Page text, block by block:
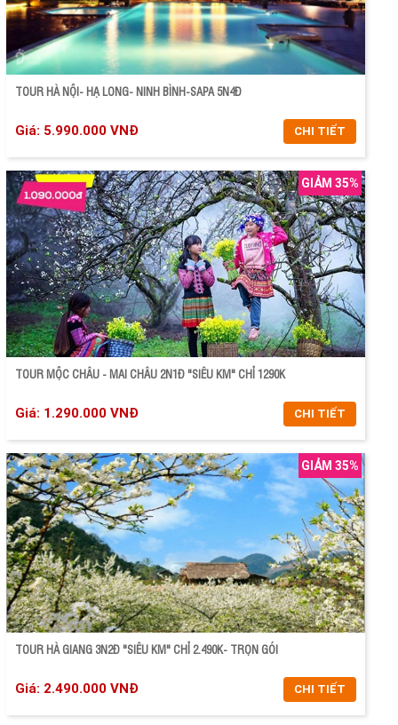
CHI TIẾT
ĐẶT TOUR
TOUR HÀ NỘI- HẠ LONG- NINH BÌNH-SAPA 5N4Đ
Giá: 5.990.000 VNĐ CHI TIẾT
GIẢM 35%
CHI TIẾT
ĐẶT TOUR
TOUR MỘC CHÂU - MAI CHÂU 2N1Đ "SIÊU KM" CHỈ 1290K
Giá: 1.290.000 VNĐ CHI TIẾT
GIẢM 35%
TOUR HÀ GIANG 3N2Đ "SIÊU KM" CHỈ 2.490K- TRỌN GÓI
Giá: 2.490.000 VNĐ CHI TIẾT